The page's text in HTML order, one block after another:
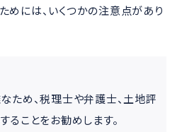
めには、いくつかの注意点があり
ため、税理士や弁護士、土地評
ことをお勧めします。